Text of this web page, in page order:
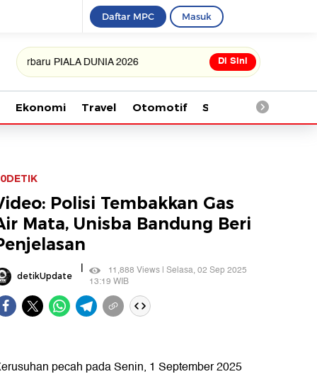
Daftar MPC Masuk
DUNIA 2026 Di Sini
Ekonomi Travel Otomotif Saintek
Polisi Tembakkan Gas
Mata, Unisba Bandung Beri
detikUpdate |
11,888 Views | Selasa, 02 Sep 2025
13:19 WIB
pecah pada Senin, 1 September 2025